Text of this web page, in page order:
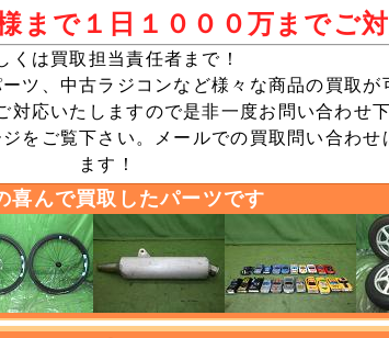
まで１日１０００万までご対
くは買取担当責任者まで！
ツ、中古ラジコンなど様々な商品の買取が
対応いたしますので是非一度お問い合わせ下
をご覧下さい。メールでの買取問い合わせ
ます！
喜んで買取したパーツです